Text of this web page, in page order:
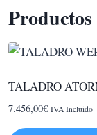
TALADRO
7.456,00€ IVA Incluido